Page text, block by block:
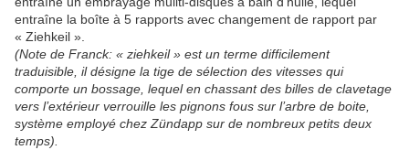
entraîne la boîte à 5 rapports avec changement de rapport par
« Ziehkeil ».
(Note de Franck: « ziehkeil » est un terme difficilement
traduisible, il désigne la tige de sélection des vitesses qui
comporte un bossage, lequel en chassant des billes de clavetage
vers l’extérieur verrouille les pignons fous sur l’arbre de boite,
système employé chez Zündapp sur de nombreux petits deux
temps).